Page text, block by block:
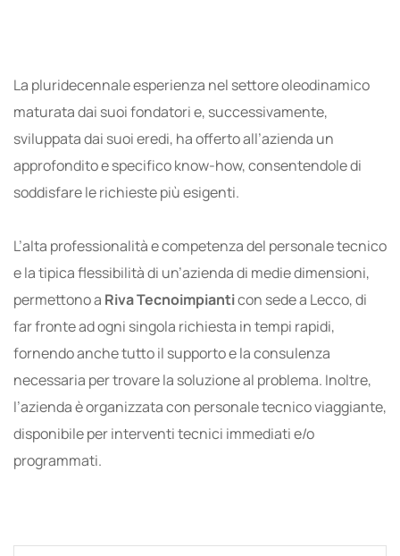
La pluridecennale esperienza nel settore oleodinamico
maturata dai suoi fondatori e, successivamente,
sviluppata dai suoi eredi, ha offerto all’azienda un
approfondito e specifico know-how, consentendole di
soddisfare le richieste più esigenti.
L’alta professionalità e competenza del personale tecnico
e la tipica flessibilità di un’azienda di medie dimensioni,
permettono a Riva Tecnoimpianticon sede a Lecco, di
far fronte ad ogni singola richiesta in tempi rapidi,
fornendo anche tutto il supporto e la consulenza
necessaria per trovare la soluzione al problema. Inoltre,
l’azienda è organizzata con personale tecnico viaggiante,
disponibile per interventi tecnici immediati e/o
programmati.